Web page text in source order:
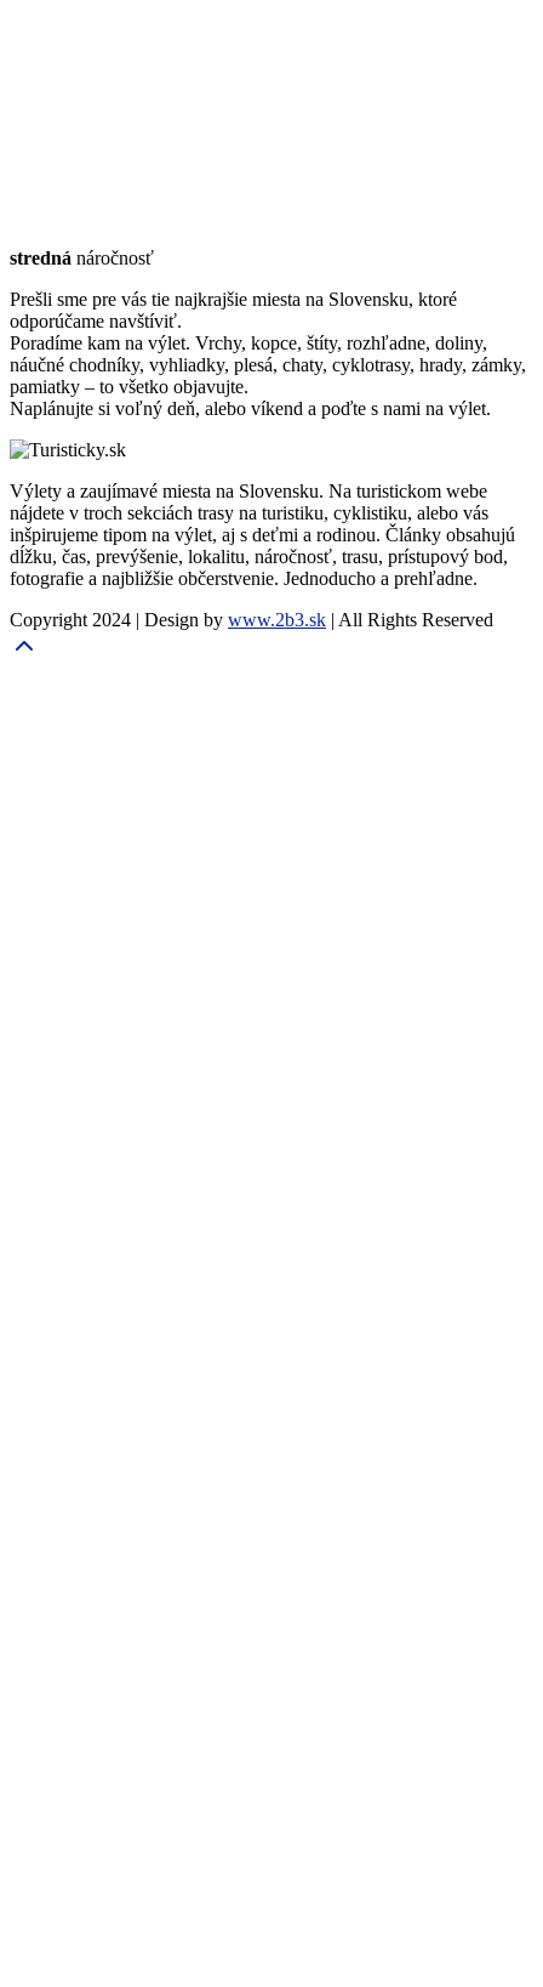
stredná náročnosť
Prešli sme pre vás tie najkrajšie miesta na Slovensku, ktoré
odporúčame navštíviť.
Poradíme kam na výlet. Vrchy, kopce, štíty, rozhľadne, doliny,
náučné chodníky, vyhliadky, plesá, chaty, cyklotrasy, hrady, zámky,
pamiatky – to všetko objavujte.
Naplánujte si voľný deň, alebo víkend a poďte s nami na výlet.
Výlety a zaujímavé miesta na Slovensku. Na turistickom webe
nájdete v troch sekciách trasy na turistiku, cyklistiku, alebo vás
inšpirujeme tipom na výlet, aj s deťmi a rodinou. Články obsahujú
dĺžku, čas, prevýšenie, lokalitu, náročnosť, trasu, prístupový bod,
fotografie a najbližšie občerstvenie. Jednoducho a prehľadne.
Copyright 2024 | Design by www.2b3.sk | All Rights Reserved